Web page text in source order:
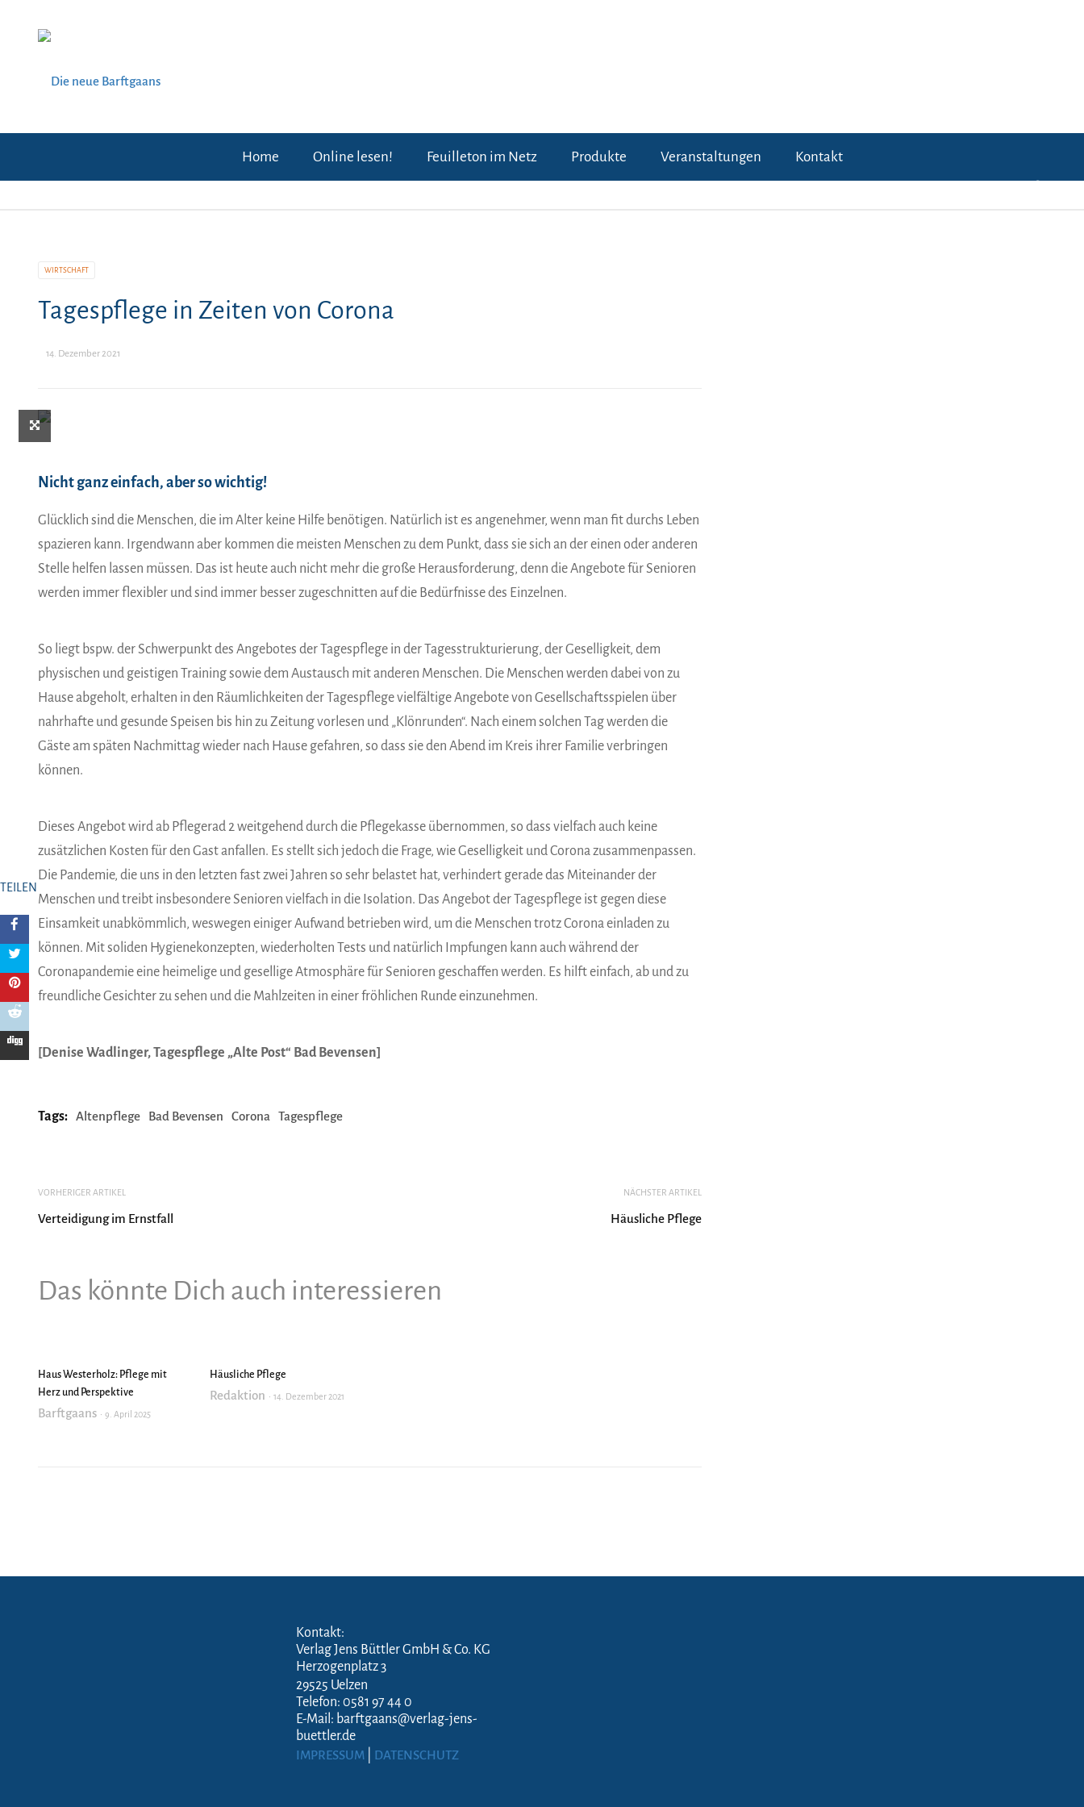
Home Online lesen! Feuilleton im Netz Produkte Veranstaltungen Kontakt
WIRTSCHAFT
Tagespflege in Zeiten von Corona
14. Dezember 2021
TEILEN
Nicht ganz einfach, aber so wichtig!
Glücklich sind die Menschen, die im Alter keine Hilfe benötigen. Natürlich ist es angenehmer, wenn man fit durchs Leben
spazieren kann. Irgendwann aber kommen die meisten Menschen zu dem Punkt, dass sie sich an der einen oder anderen
Stelle helfen lassen müssen. Das ist heute auch nicht mehr die große Herausforderung, denn die Angebote für Senioren
werden immer flexibler und sind immer besser zugeschnitten auf die Bedürfnisse des Einzelnen.
So liegt bspw. der Schwerpunkt des Angebotes der Tagespflege in der Tagesstrukturierung, der Geselligkeit, dem
physischen und geistigen Training sowie dem Austausch mit anderen Menschen. Die Menschen werden dabei von zu
Hause abgeholt, erhalten in den Räumlichkeiten der Tagespflege vielfältige Angebote von Gesellschaftsspielen über
nahrhafte und gesunde Speisen bis hin zu Zeitung vorlesen und „Klönrunden“. Nach einem solchen Tag werden die
Gäste am späten Nachmittag wieder nach Hause gefahren, so dass sie den Abend im Kreis ihrer Familie verbringen
können.
Dieses Angebot wird ab Pflegerad 2 weitgehend durch die Pflegekasse übernommen, so dass vielfach auch keine
zusätzlichen Kosten für den Gast anfallen. Es stellt sich jedoch die Frage, wie Geselligkeit und Corona zusammenpassen.
Die Pandemie, die uns in den letzten fast zwei Jahren so sehr belastet hat, verhindert gerade das Miteinander der
Menschen und treibt insbesondere Senioren vielfach in die Isolation. Das Angebot der Tagespflege ist gegen diese
Einsamkeit unabkömmlich, weswegen einiger Aufwand betrieben wird, um die Menschen trotz Corona einladen zu
können. Mit soliden Hygienekonzepten, wiederholten Tests und natürlich Impfungen kann auch während der
Coronapandemie eine heimelige und gesellige Atmosphäre für Senioren geschaffen werden. Es hilft einfach, ab und zu
freundliche Gesichter zu sehen und die Mahlzeiten in einer fröhlichen Runde einzunehmen.
[Denise Wadlinger, Tagespflege „Alte Post“ Bad Bevensen]
Tags: Altenpflege Bad Bevensen Corona Tagespflege
VORHERIGER ARTIKEL
Verteidigung im Ernstfall
NÄCHSTER ARTIKEL
Häusliche Pflege
Das könnte Dich auch interessieren
Haus Westerholz: Pflege mit
Herz und Perspektive
Barftgaans 9. April 2025
Häusliche Pflege
Redaktion 14. Dezember 2021
Kontakt:
Verlag Jens Büttler GmbH & Co. KG
Herzogenplatz 3
29525 Uelzen
Telefon: 0581 97 44 0
E-Mail: barftgaans@verlag-jens-
buettler.de
IMPRESSUM DATENSCHUTZ